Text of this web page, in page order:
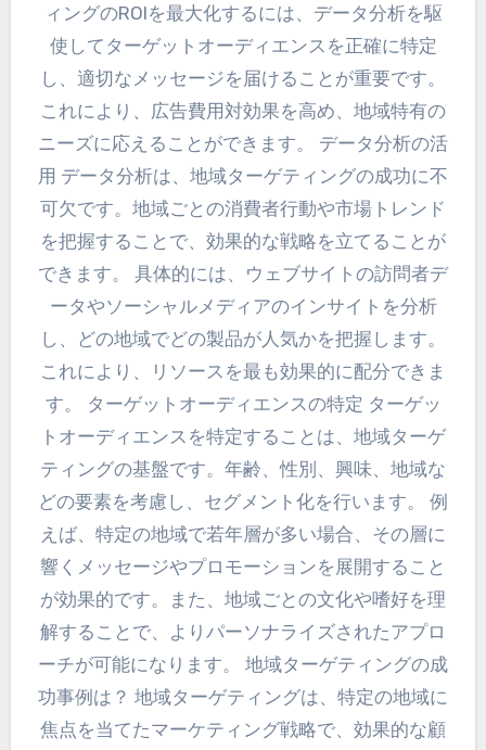
ィングのROIを最大化するには、データ分析を駆
使してターゲットオーディエンスを正確に特定
し、適切なメッセージを届けることが重要です。
これにより、広告費用対効果を高め、地域特有の
ニーズに応えることができます。 データ分析の活
用 データ分析は、地域ターゲティングの成功に不
可欠です。地域ごとの消費者行動や市場トレンド
を把握することで、効果的な戦略を立てることが
できます。 具体的には、ウェブサイトの訪問者デ
ータやソーシャルメディアのインサイトを分析
し、どの地域でどの製品が人気かを把握します。
これにより、リソースを最も効果的に配分できま
す。 ターゲットオーディエンスの特定 ターゲッ
トオーディエンスを特定することは、地域ターゲ
ティングの基盤です。年齢、性別、興味、地域な
どの要素を考慮し、セグメント化を行います。 例
えば、特定の地域で若年層が多い場合、その層に
響くメッセージやプロモーションを展開すること
が効果的です。また、地域ごとの文化や嗜好を理
解することで、よりパーソナライズされたアプロ
ーチが可能になります。 地域ターゲティングの成
功事例は？ 地域ターゲティングは、特定の地域に
焦点を当てたマーケティング戦略で、効果的な顧